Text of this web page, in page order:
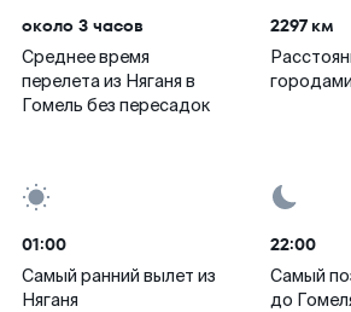
около 3 часов
Среднее время
перелета из Няганя в
Гомель без пересадок
2297 км
городами
01:00
Самый ранний вылет из
Няганя
22:00
Самый
до